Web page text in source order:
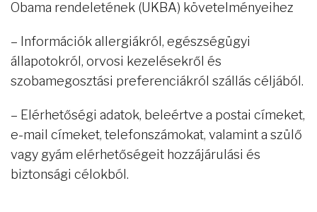
Obama rendeletének (UKBA) követelményeihez
– Információk allergiákról, egészségügyi
állapotokról, orvosi kezelésekről és
szobamegosztási preferenciákról szállás céljából.
– Elérhetőségi adatok, beleértve a postai címeket,
e-mail címeket, telefonszámokat, valamint a szülő
vagy gyám elérhetőségeit hozzájárulási és
biztonsági célokból.